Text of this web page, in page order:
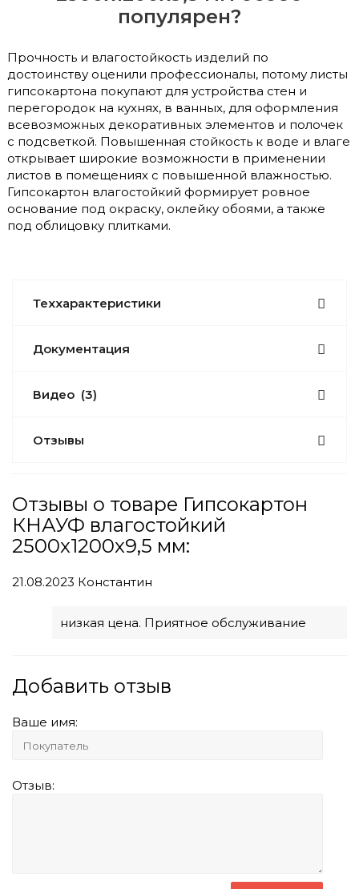
популярен?
Прочность и влагостойкость изделий по
достоинству оценили профессионалы, потому листы
гипсокартона покупают для устройства стен и
перегородок на кухнях, в ванных, для оформления
всевозможных декоративных элементов и полочек
с подсветкой. Повышенная стойкость к воде и влаге
открывает широкие возможности в применении
листов в помещениях с повышенной влажностью.
Гипсокартон влагостойкий формирует ровное
основание под окраску, оклейку обоями, а также
под облицовку плитками.
Теххарактеристики
Документация
Видео (3)
Отзывы
Отзывы о товаре Гипсокартон
КНАУФ влагостойкий
2500x1200x9,5 мм:
21.08.2023 Константин
низкая цена. Приятное обслуживание
Добавить отзыв
Ваше имя:
Отзыв: